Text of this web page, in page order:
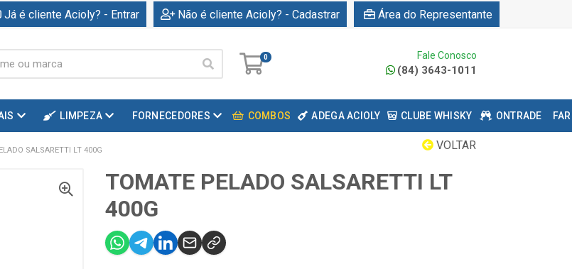
Já é cliente Acioly? - Entrar Não é cliente Acioly? - Cadastrar Área do Representante
0 Fale Conosco
(84) 3643-1011
LIMPEZA FORNECEDORES COMBOS ADEGA ACIOLY CLUBE WHISKY ONTRADE
VOLTAR
SALSARETTI LT 400G
TOMATE PELADO SALSARETTI LT
400G